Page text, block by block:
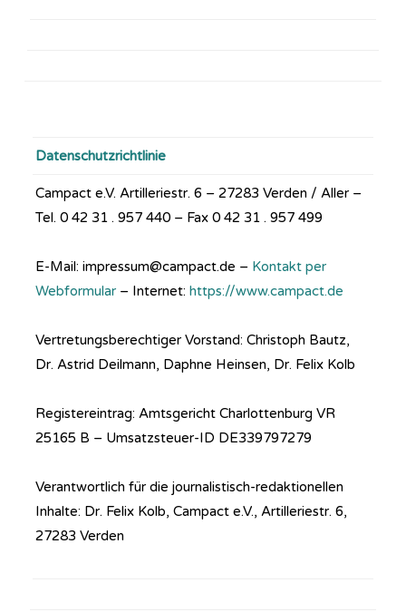
Datenschutzrichtlinie
Campact e.V. Artilleriestr. 6 – 27283 Verden / Aller –
Tel. 0 42 31 . 957 440 – Fax 0 42 31 . 957 499
E-Mail: impressum@campact.de – Kontakt per
Webformular – Internet: https://www.campact.de
Vertretungsberechtiger Vorstand: Christoph Bautz,
Dr. Astrid Deilmann, Daphne Heinsen, Dr. Felix Kolb
Registereintrag: Amtsgericht Charlottenburg VR
25165 B – Umsatzsteuer-ID DE339797279
Verantwortlich für die journalistisch-redaktionellen
Inhalte: Dr. Felix Kolb, Campact e.V., Artilleriestr. 6,
27283 Verden